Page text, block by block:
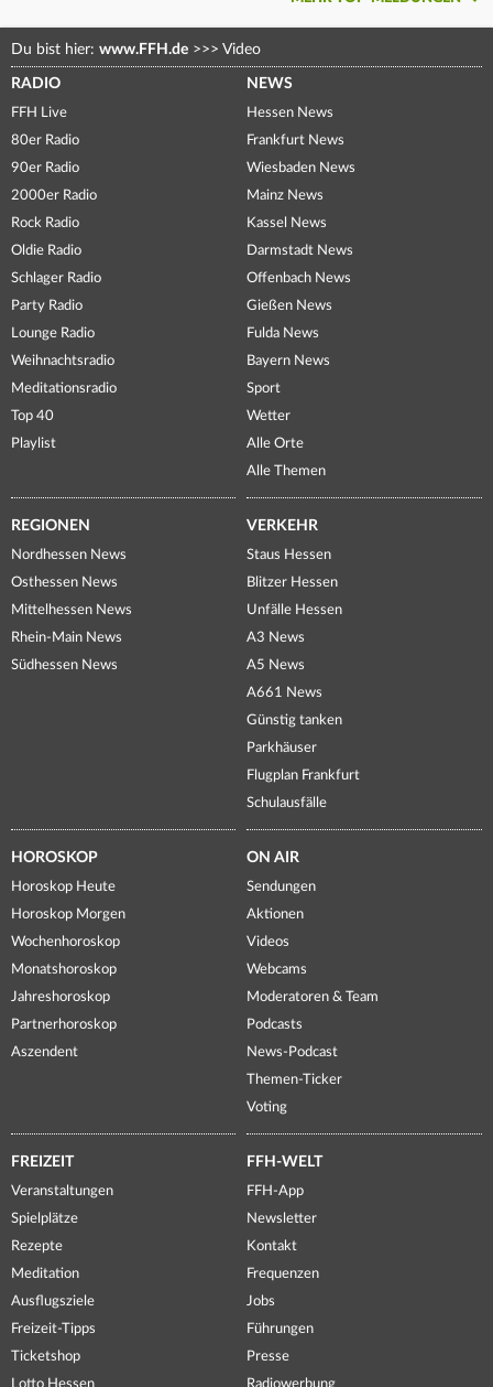
Du bist hier: www.FFH.de >>> Video
RADIO
FFH Live
80er Radio
90er Radio
2000er Radio
Rock Radio
Oldie Radio
Schlager Radio
Party Radio
Lounge Radio
Weihnachtsradio
Meditationsradio
Top 40
Playlist
NEWS
Hessen News
Frankfurt News
Wiesbaden News
Mainz News
Kassel News
Darmstadt News
Offenbach News
Gießen News
Fulda News
Bayern News
Sport
Wetter
Alle Orte
Alle Themen
REGIONEN
Nordhessen News
Osthessen News
Mittelhessen News
Rhein-Main News
Südhessen News
VERKEHR
Staus Hessen
Blitzer Hessen
Unfälle Hessen
A3 News
A5 News
A661 News
Günstig tanken
Parkhäuser
Flugplan Frankfurt
Schulausfälle
HOROSKOP
Horoskop Heute
Horoskop Morgen
Wochenhoroskop
Monatshoroskop
Jahreshoroskop
Partnerhoroskop
Aszendent
ON AIR
Sendungen
Aktionen
Videos
Webcams
Moderatoren & Team
Podcasts
News-Podcast
Themen-Ticker
Voting
FREIZEIT
Veranstaltungen
Spielplätze
Rezepte
Meditation
Ausflugsziele
Freizeit-Tipps
Ticketshop
Lotto Hessen
FFH-WELT
FFH-App
Newsletter
Kontakt
Frequenzen
Jobs
Führungen
Presse
Radiowerbung